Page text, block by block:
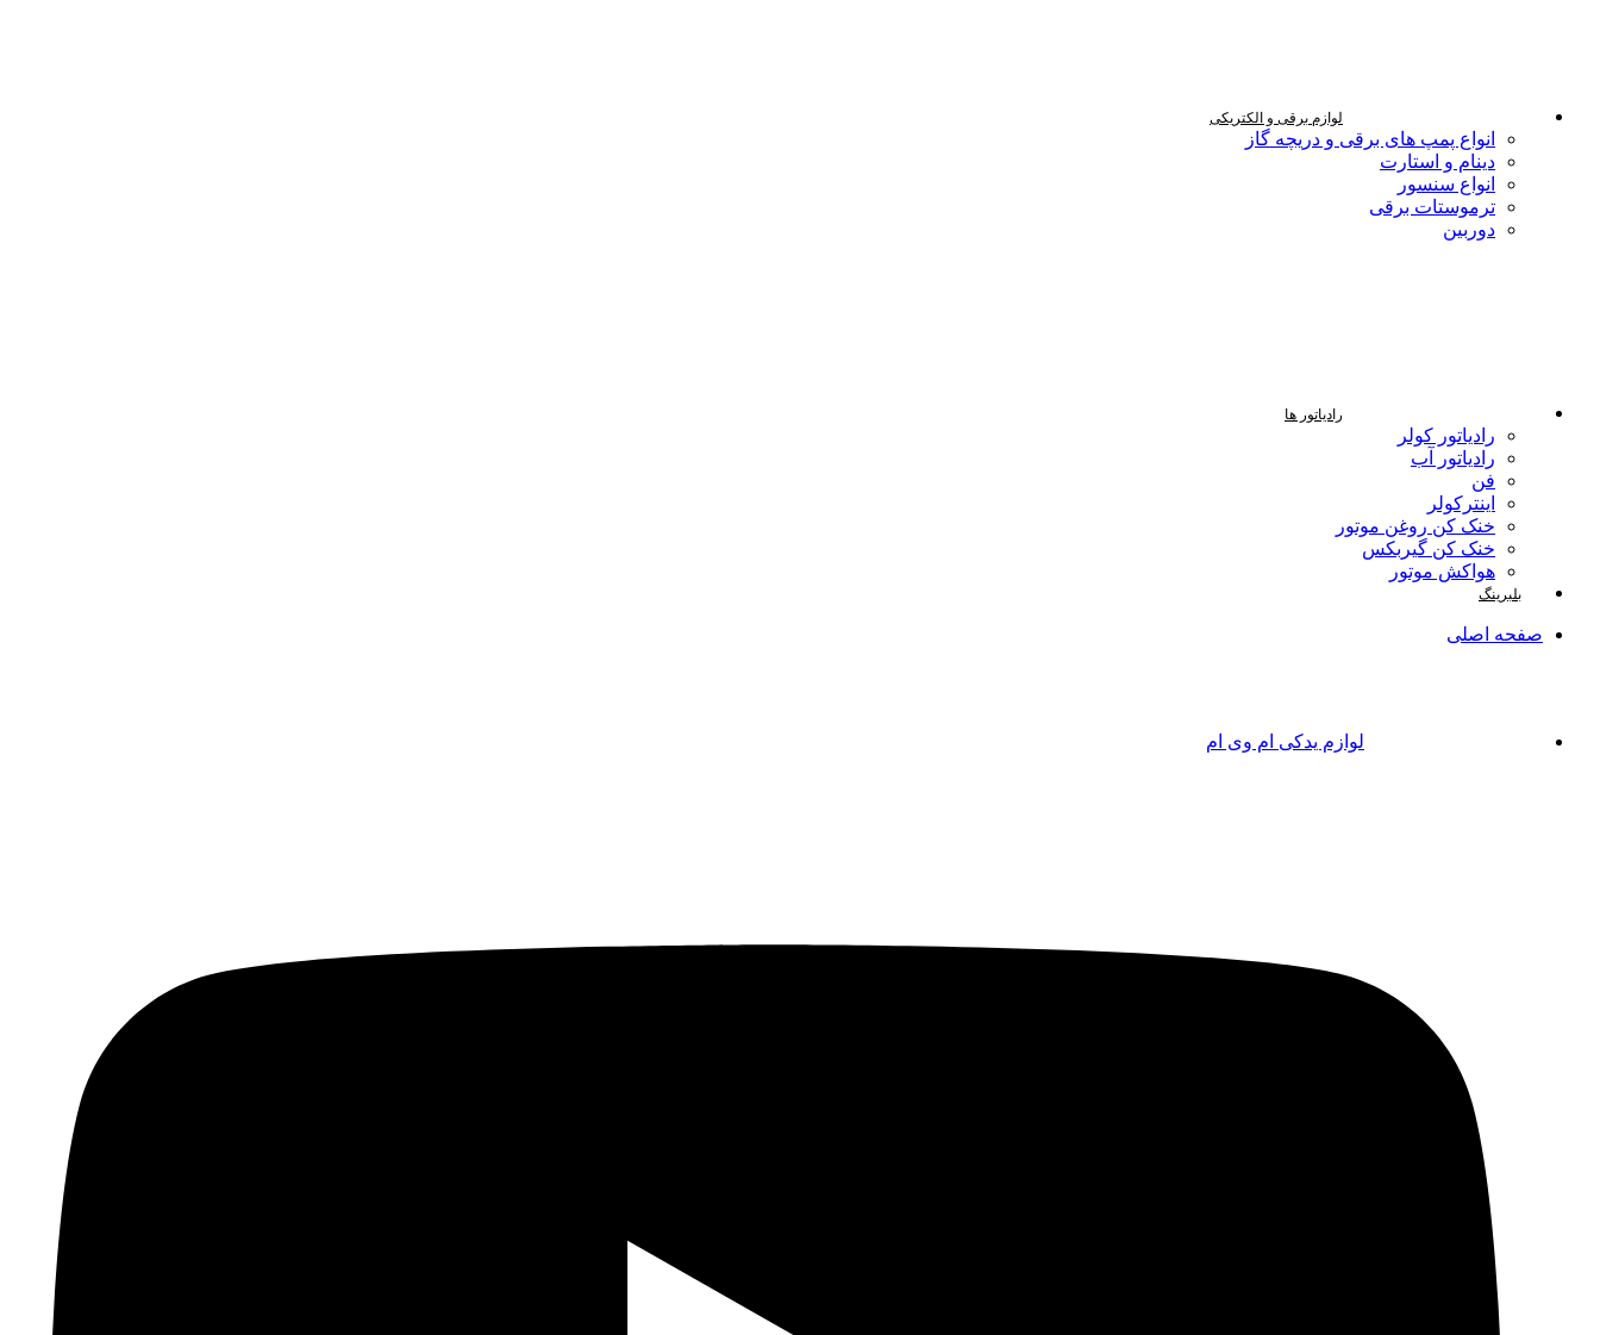
لوازم برقی و الکتریکی
انواع پمپ های برقی و دریچه گاز
دینام و استارت
انواع سنسور
ترموستات برقی
دوربین
رادیاتور ها
رادیاتور کولر
رادیاتور آب
فن
اینترکولر
خنک کن روغن موتور
خنک کن گیربکس
هواکش موتور
بلبرینگ
صفحه اصلی
لوازم یدکی ام وی ام